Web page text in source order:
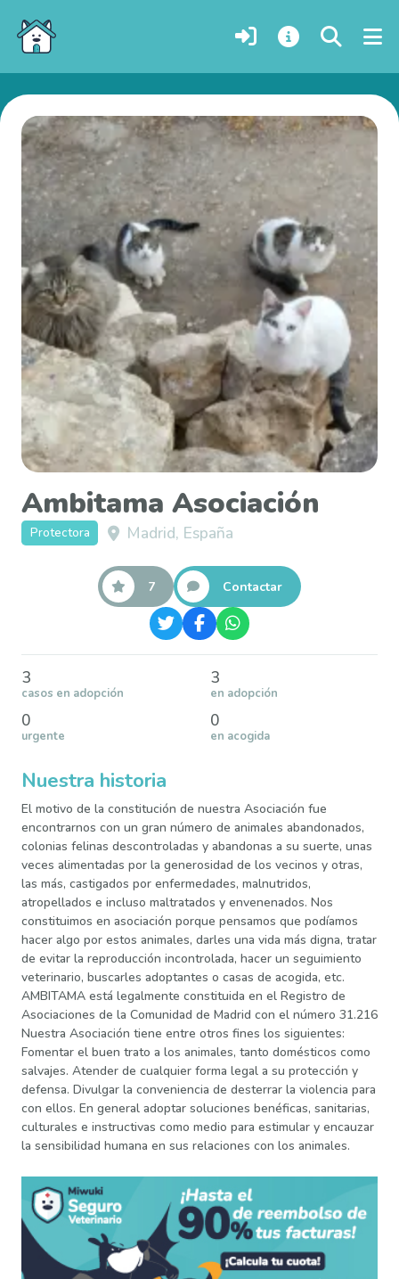
Ambitama Asociación
Protectora Madrid, España
7 Contactar
3
casos en adopción
3
en adopción
0
urgente
0
en acogida
Nuestra historia
El motivo de la constitución de nuestra Asociación fue
encontrarnos con un gran número de animales abandonados,
colonias felinas descontroladas y abandonas a su suerte, unas
veces alimentadas por la generosidad de los vecinos y otras,
las más, castigados por enfermedades, malnutridos,
atropellados e incluso maltratados y envenenados. Nos
constituimos en asociación porque pensamos que podíamos
hacer algo por estos animales, darles una vida más digna, tratar
de evitar la reproducción incontrolada, hacer un seguimiento
veterinario, buscarles adoptantes o casas de acogida, etc.
AMBITAMA está legalmente constituida en el Registro de
Asociaciones de la Comunidad de Madrid con el número 31.216
Nuestra Asociación tiene entre otros fines los siguientes:
Fomentar el buen trato a los animales, tanto domésticos como
salvajes. Atender de cualquier forma legal a su protección y
defensa. Divulgar la conveniencia de desterrar la violencia para
con ellos. En general adoptar soluciones benéficas, sanitarias,
culturales e instructivas como medio para estimular y encauzar
la sensibilidad humana en sus relaciones con los animales.